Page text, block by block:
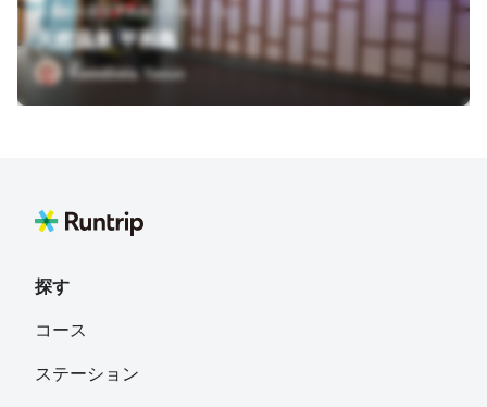
東京都大田区平和島１丁目１－１
天然温泉 平和島
Kawabata Yasuo
探す
コース
ステーション